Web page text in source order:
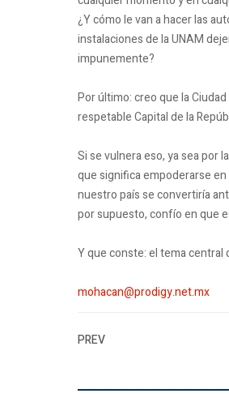
¿Y cómo le van a hacer las
instalaciones de la UNAM
impunemente?
Por último: creo que la
respetable Capital de la
Si se vulnera eso, ya sea por
que significa empoderarse
nuestro país se convertiría
por supuesto, confío en que
Y que conste: el tema central
mohacan@prodigy.net.mx
PREV